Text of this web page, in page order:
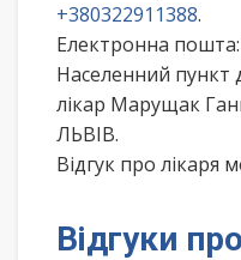
+380322911388.
Електронна
Населенний пункт
лікар Марущак
ЛЬВІВ.
Відгук про
Відгуки